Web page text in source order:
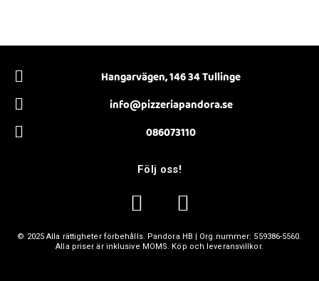
Hangarvägen, 146 34 Tullinge
info@pizzeriapandora.se
086073110
Följ oss!
© 2025 Alla rättigheter förbehålls. Pandora HB | Org.nummer: 559386-5560.
Alla priser är inklusive MOMS. Köp och leveransvillkor.